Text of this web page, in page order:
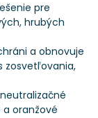
pre
hrubých
a obnovuje
zosvetľovania,
oranžové